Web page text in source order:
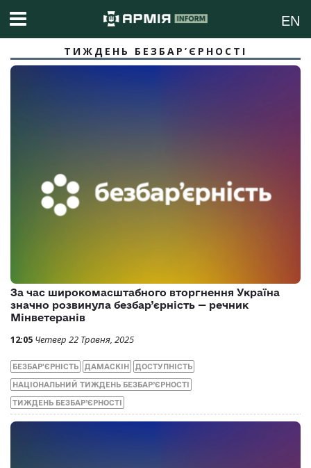
EN
ТИЖДЕНЬ БЕЗБАР’ЄРНОСТІ
За час широкомасштабного вторгнення Україна
значно розвинула безбар’єрність — речник
Мінветеранів
12:05 Четвер 22 Травня, 2025
БЕЗБАР'ЄРНІСТЬ ДАМАСКІН ДОСТУПНІСТЬ
НАЦІОНАЛЬНИЙ ТИЖДЕНЬ БЕЗБАР’ЄРНОСТІ
ТИЖДЕНЬ БЕЗБАР’ЄРНОСТІ